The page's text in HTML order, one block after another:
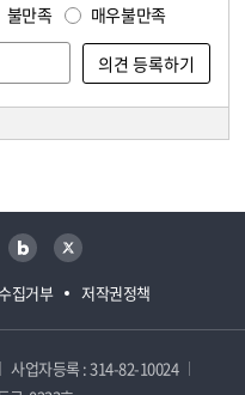
불만족 매우불만족
집거부 저작권정책
블로그 트위터
사업자등록 : 314-82-10024